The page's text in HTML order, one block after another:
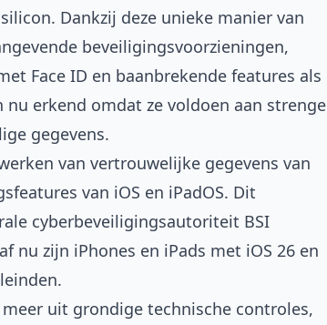
Dankzij deze unieke manier van
beveiligings­voorzieningen,
Face ID en baanbrekende features als
erkend omdat ze voldoen aan strenge
gegevens.
van vertrouwelijke gegevens van
van iOS en iPadOS. Dit
cyberbeveiligingsautoriteit BSI
nu zijn iPhones en iPads met iOS 26 en
uit grondige technische controles,